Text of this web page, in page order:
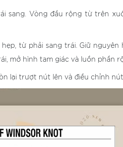
sang. Vòng đầu rộng từ trên
từ phải sang trái. Giữ nguyên
mở hình tam giác và luồn phần
lại trượt nút lên và điều chỉnh